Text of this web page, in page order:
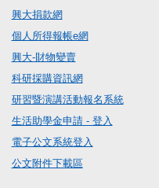
興大捐款網
個人所得報帳e網
興大-財物變賣
科研採購資訊網
研習暨演講活動報名系統
生活助學金申請 - 登入
電子公文系統登入
公文附件下載區